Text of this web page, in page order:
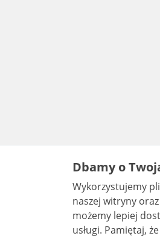
Dbamy o
Wykorzystujemy
naszej witryny oraz
możemy lepiej
usługi. Pamiętaj, że informacje przechowywane w plikach cookie mogą pozwalać na